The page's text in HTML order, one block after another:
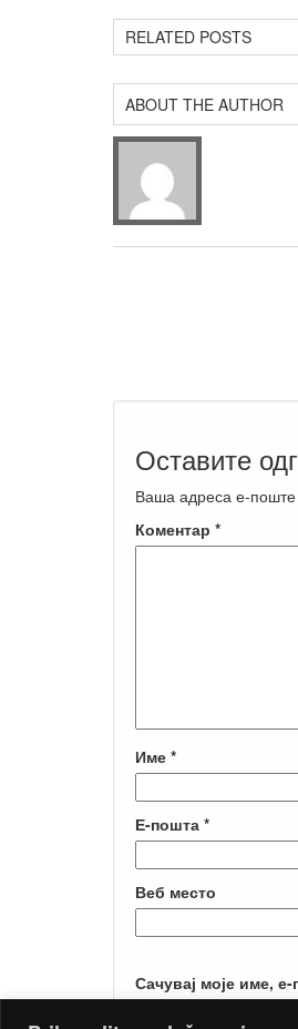
RELATED POSTS
ABOUT THE AUTHOR
Оставите
Ваша адреса е-
Коментар *
Име *
Е-пошта *
Веб место
Сачувај моје име,